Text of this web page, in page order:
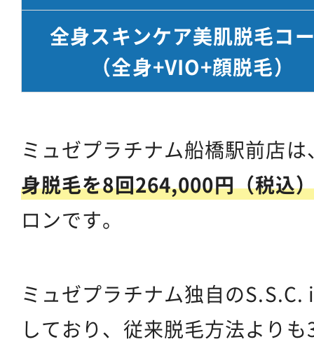
全身スキンケア美肌脱毛コ
（全身+VIO+顔脱毛）
ミュゼプラチナム船橋駅前店
身脱毛を8回264,000円（税込
ロンです。
ミュゼプラチナム独自の
しており、従来脱毛方法より